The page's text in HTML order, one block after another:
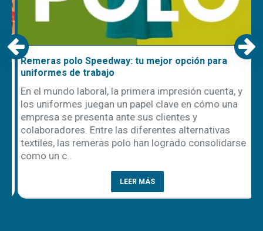
Remeras polo Speedway: tu mejor opción para
uniformes de trabajo
En el mundo laboral, la primera impresión cuenta, y
los uniformes juegan un papel clave en cómo una
empresa se presenta ante sus clientes y
colaboradores. Entre las diferentes alternativas
textiles, las remeras polo han logrado consolidarse
como un c..
LEER MÁS